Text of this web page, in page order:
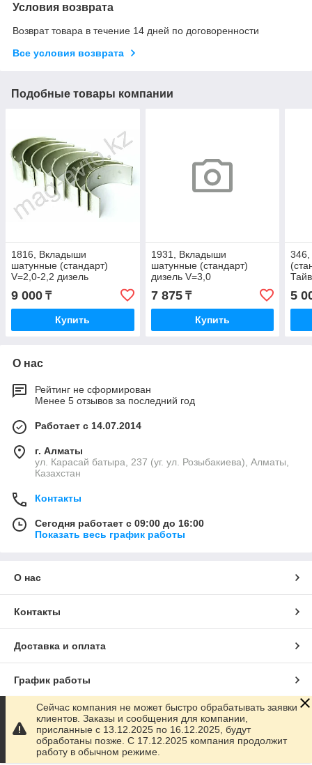
Условия возврата
Возврат товара в течение 14 дней по договоренности
Все условия возврата
Подобные товары компании
1816, Вкладыши
шатунные (стандарт)
V=2,0-2,2 дизель
9 000 ₸
Купить
1931, Вкладыши
шатунные (стандарт)
дизель V=3,0
7 875₸
Купить
5
О нас
Рейтинг не сформирован
Менее 5 отзывов за последний год
Работает с 14.07.2014
г. Алматы
ул. Карасай батыра, 237 (уг. ул. Розыбакиева), Алматы,
Казахстан
Контакты
Сегодня работает с 09:00 до 16:00
Показать весь график работы
О нас
Контакты
Доставка и оплата
График работы
Полная версия сайта
Сайт создан на маркетплейсе
Сейчас компания не может быстро обрабатывать заявки
клиентов. Заказы и сообщения для компании,
присланные с 13.12.2025 по 16.12.2025, будут
обработаны позже. С 17.12.2025 компания продолжит
работу в обычном режиме.